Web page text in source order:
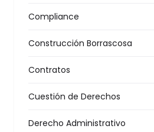
Compliance
Construcción Borrascosa
Contratos
Cuestión de Derechos
Derecho Administrativo